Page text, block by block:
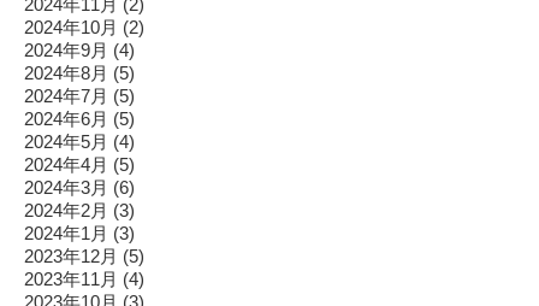
2024年11月 (2)
2024年10月 (2)
2024年9月 (4)
2024年8月 (5)
2024年7月 (5)
2024年6月 (5)
2024年5月 (4)
2024年4月 (5)
2024年3月 (6)
2024年2月 (3)
2024年1月 (3)
2023年12月 (5)
2023年11月 (4)